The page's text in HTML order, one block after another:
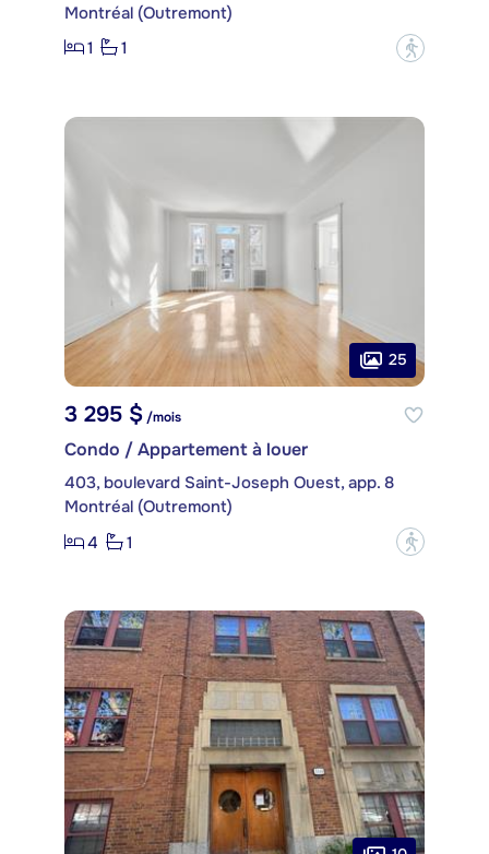
Montréal (Outremont)
1
1 ?
25
3 295 $/mois
Condo / Appartement à louer
403, boulevard Saint-Joseph Ouest, app. 8
Montréal (Outremont)
4
1 ?